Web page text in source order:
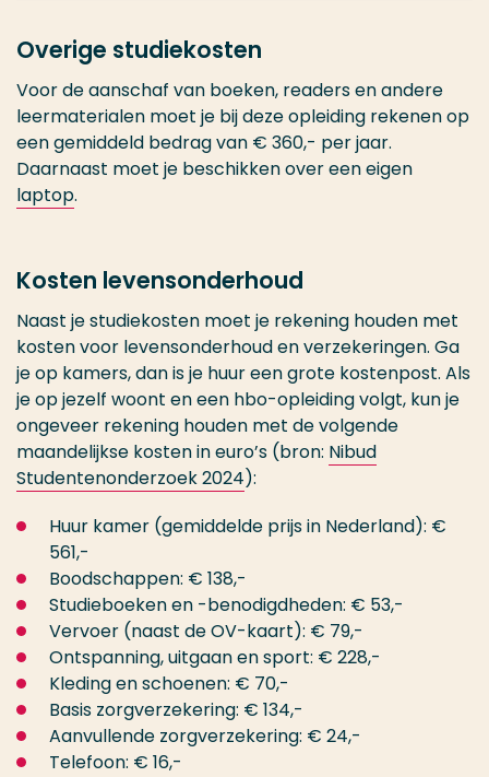
Overige studiekosten
Voor de aanschaf van boeken, readers en andere
leermaterialen moet je bij deze opleiding rekenen op
een gemiddeld bedrag van € 360,- per jaar.
Daarnaast moet je beschikken over een eigen
laptop.
Kosten levensonderhoud
Naast je studiekosten moet je rekening houden met
kosten voor levensonderhoud en verzekeringen. Ga
je op kamers, dan is je huur een grote kostenpost. Als
je op jezelf woont en een hbo-opleiding volgt, kun je
ongeveer rekening houden met de volgende
maandelijkse kosten in euro’s (bron: Nibud
Studentenonderzoek 2024):
Huur kamer (gemiddelde prijs in Nederland): €
561,-
Boodschappen: € 138,-
Studieboeken en -benodigdheden: € 53,-
Vervoer (naast de OV-kaart): € 79,-
Ontspanning, uitgaan en sport: € 228,-
Kleding en schoenen: € 70,-
Basis zorgverzekering: € 134,-
Aanvullende zorgverzekering: € 24,-
Telefoon: € 16,-